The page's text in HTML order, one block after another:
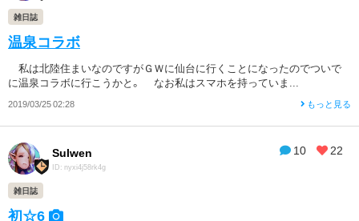
雑日誌
温泉コラボ
私は北陸住まいなのですがＧＷに仙台に行くことになったのでついで
に温泉コラボに行こうかと。 なお私はスマホを持っていま...
2019/03/25 02:28 もっと見る
10 22
Sulwen
ID: nyxi4j58rk4g
雑日誌
初☆6